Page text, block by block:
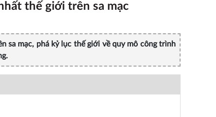
thế giới trên sa mạc
sa mạc, phá kỷ lục thế giới về quy mô công trình